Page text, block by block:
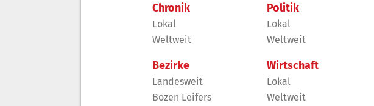
Chronik
Lokal
Weltweit
Bezirke
Landesweit
Bozen Leifers
Politik
Lokal
Weltweit
Wirtschaft
Lokal
Weltweit